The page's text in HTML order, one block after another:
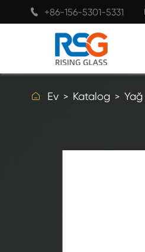
 +86-156-5301-5331
ŞARAP CAM ŞIŞELERI
 Ev Katalog